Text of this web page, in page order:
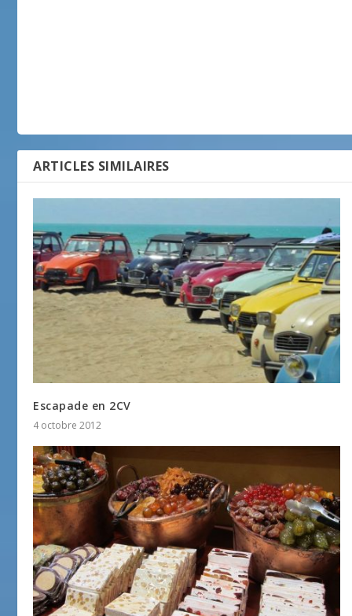
ARTICLES SIMILAIRES
Escapade en 2CV
4 octobre 2012